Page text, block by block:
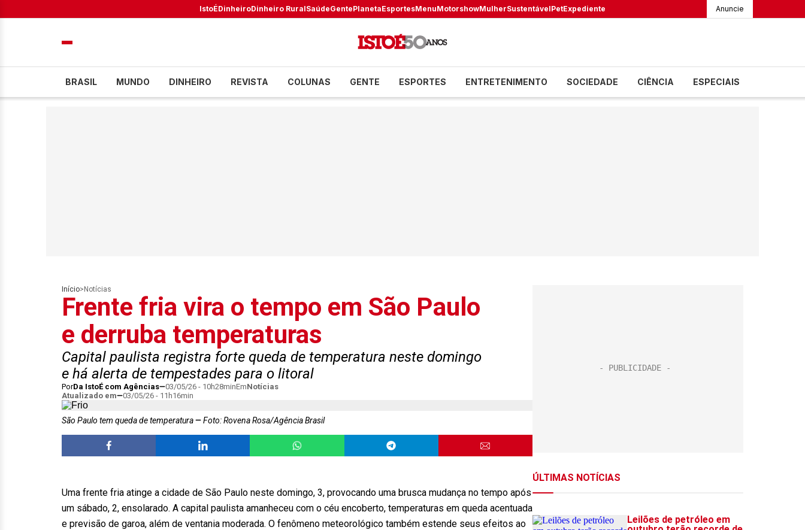
IstoÉDinheiroDinheiro RuralSaúdeGentePlanetaEsportesMenuMotorshowMulherSustentávelPetExpediente Anuncie
BRASIL MUNDO DINHEIRO REVISTA COLUNAS GENTE ESPORTES ENTRETENIMENTO SOCIEDADE CIÊNCIA ESPECIAIS
Início> Notícias
Frente fria vira o tempo em São Paulo
e derruba temperaturas
Capital paulista registra forte queda de temperatura neste domingo
e há alerta de tempestades para o litoral
PorDa IstoÉ com Agências 03/05/26 - 10h28minEmNotícias
Atualizado em
03/05/26 - 11h16min
São Paulo tem queda de temperatura Foto: Rovena Rosa/Agência Brasil
Uma frente fria atinge a cidade de São Paulo neste domingo, 3, provocando uma brusca mudança no tempo após
um sábado, 2, ensolarado. A capital paulista amanheceu com o céu encoberto, temperaturas em queda acentuada
e previsão de garoa, além de ventania moderada. O fenômeno meteorológico também estende seus efeitos ao